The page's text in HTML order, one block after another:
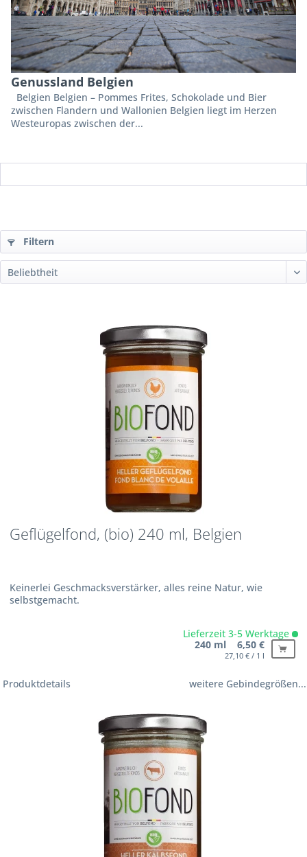
Genussland Belgien
Belgien Belgien – Pommes Frites, Schokolade und Bier
zwischen Flandern und Wallonien Belgien liegt im Herzen
Westeuropas zwischen der...
Filtern
Geflügelfond, (bio) 240 ml, Belgien
Keinerlei Geschmacksverstärker, alles reine Natur, wie
selbstgemacht.
Lieferzeit 3-5 Werktage
240 ml 6,50 €
27,10 € / 1 l
Produktdetails weitere Gebindegrößen...